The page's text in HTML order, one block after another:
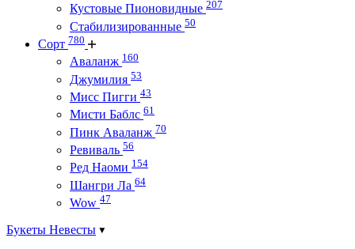
Кустовые Пионовидные 207
Стабилизированные 50
Сорт 780
Аваланж 160
Джумилия 53
Мисс Пигги 43
Мисти Баблс 61
Пинк Аваланж 70
Ревиваль 56
Ред Наоми 154
Шангри Ла 64
Wow 47
Букеты Невесты